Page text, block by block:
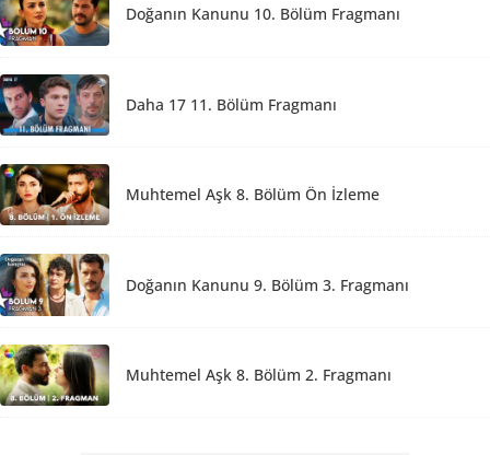
Doğanın Kanunu 10. Bölüm Fragmanı
Daha 17 11. Bölüm Fragmanı
Muhtemel Aşk 8. Bölüm Ön İzleme
Doğanın Kanunu 9. Bölüm 3. Fragmanı
Muhtemel Aşk 8. Bölüm 2. Fragmanı